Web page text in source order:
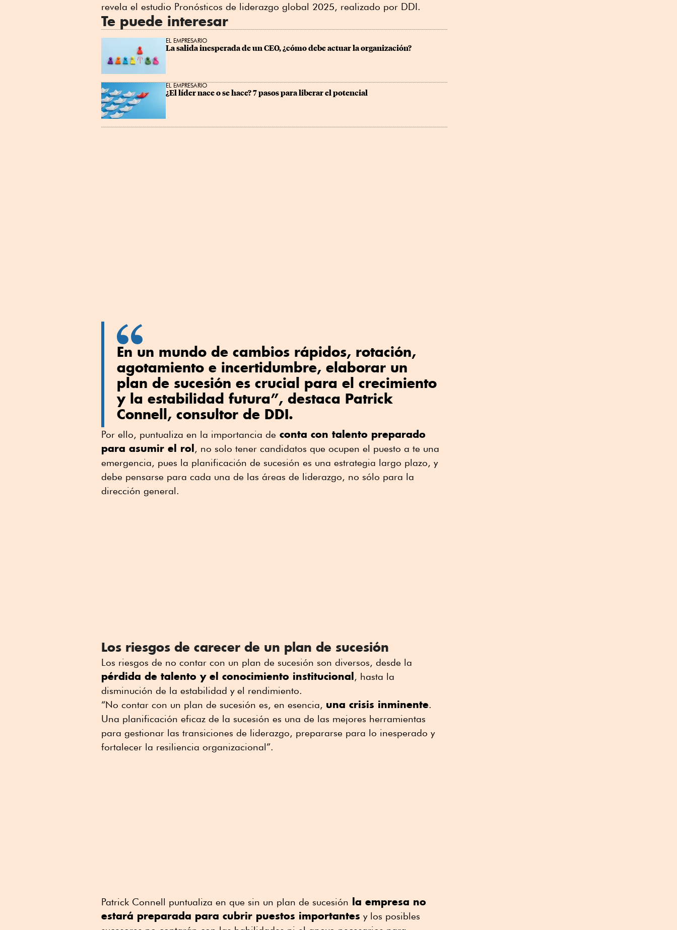
revela el estudio Pronósticos de liderazgo global 2025, realizado por DDI.
Te puede interesar
EL EMPRESARIO
La salida inesperada de un CEO, ¿cómo debe actuar la organización?
EL EMPRESARIO
¿El líder nace o se hace? 7 pasos para liberar el potencial
En un mundo de cambios rápidos, rotación,
agotamiento e incertidumbre, elaborar un
plan de sucesión es crucial para el crecimiento
y la estabilidad futura”, destaca Patrick
Connell, consultor de DDI.
Por ello, puntualiza en la importancia de conta con talento preparado
para asumir el rol , no solo tener candidatos que ocupen el puesto a te una
emergencia, pues la planificación de sucesión es una estrategia largo plazo, y
debe pensarse para cada una de las áreas de liderazgo, no sólo para la
dirección general.
Los riesgos de carecer de un plan de sucesión
Los riesgos de no contar con un plan de sucesión son diversos, desde la
pérdida de talento y el conocimiento institucional , hasta la
disminución de la estabilidad y el rendimiento.
“No contar con un plan de sucesión es, en esencia, una crisis inminente.
Una planificación eficaz de la sucesión es una de las mejores herramientas
para gestionar las transiciones de liderazgo, prepararse para lo inesperado y
fortalecer la resiliencia organizacional”.
Patrick Connell puntualiza en que sin un plan de sucesión
la empresa no
estará preparada para cubrir puestos importantes y los posibles